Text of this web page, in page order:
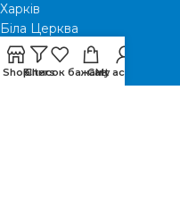
Харків
Біла Церква
Бровари
Ірпінь
ShopFilters
Список бажань
Cart
My account